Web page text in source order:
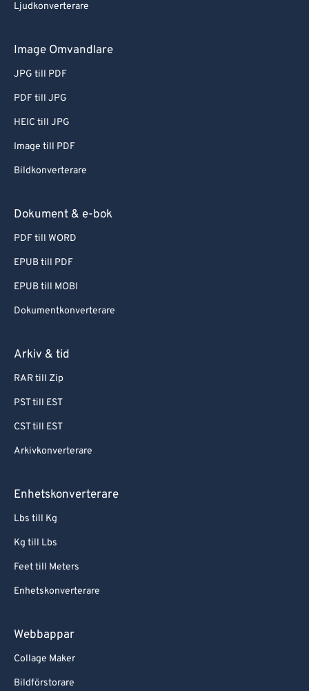
Ljudkonverterare
Image Omvandlare
JPG till PDF
PDF till JPG
HEIC till JPG
Image till PDF
Bildkonverterare
Dokument & e-bok
PDF till WORD
EPUB till PDF
EPUB till MOBI
Dokumentkonverterare
Arkiv & tid
RAR till Zip
PST till EST
CST till EST
Arkivkonverterare
Enhetskonverterare
Lbs till Kg
Kg till Lbs
Feet till Meters
Enhetskonverterare
Webbappar
Collage Maker
Bildförstorare